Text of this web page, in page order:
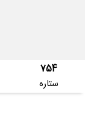
754
ستاره